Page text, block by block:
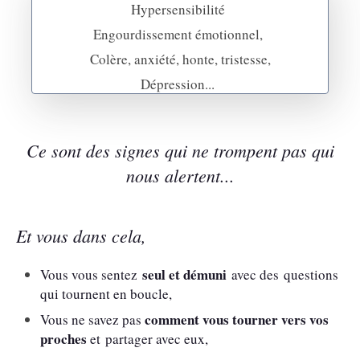
Hypersensibilité
Engourdissement émotionnel,
Colère, anxiété, honte, tristesse,
Dépression...
Ce sont des signes qui ne trompent pas qui
nous alertent...
Et vous dans cela,
Vous vous sentez seul et démuni avec des questions
qui tournent en boucle,
Vous ne savez pas comment vous tourner vers vos
proches et partager avec eux,